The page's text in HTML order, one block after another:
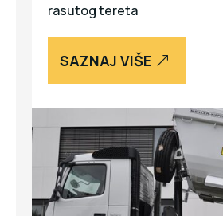
rasutog tereta
SAZNAJ VIŠE